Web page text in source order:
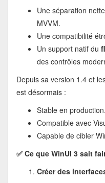
Une séparation
MVVM.
Une compatibilité
Un support natif du
des contrôles
Depuis sa version 1.4 et
est désormais :
Stable en production.
Compatible avec
Capable de cibler
✅ Ce que WinUI 3 sait
Créer des